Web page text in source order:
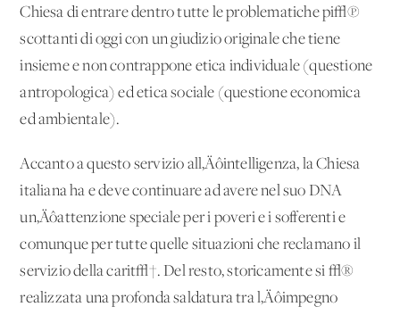
Chiesa di entrare dentro tutte le problematiche pi√π
scottanti di oggi con un giudizio originale che tiene
insieme e non contrappone etica individuale (questione
antropologica) ed etica sociale (questione economica
ed ambientale).
Accanto a questo servizio all‚Äôintelligenza, la Chiesa
italiana ha e deve continuare ad avere nel suo DNA
un‚Äôattenzione speciale per i poveri e i sofferenti e
comunque per tutte quelle situazioni che reclamano il
servizio della carit√†. Del resto, storicamente si √®
realizzata una profonda saldatura tra l‚Äôimpegno